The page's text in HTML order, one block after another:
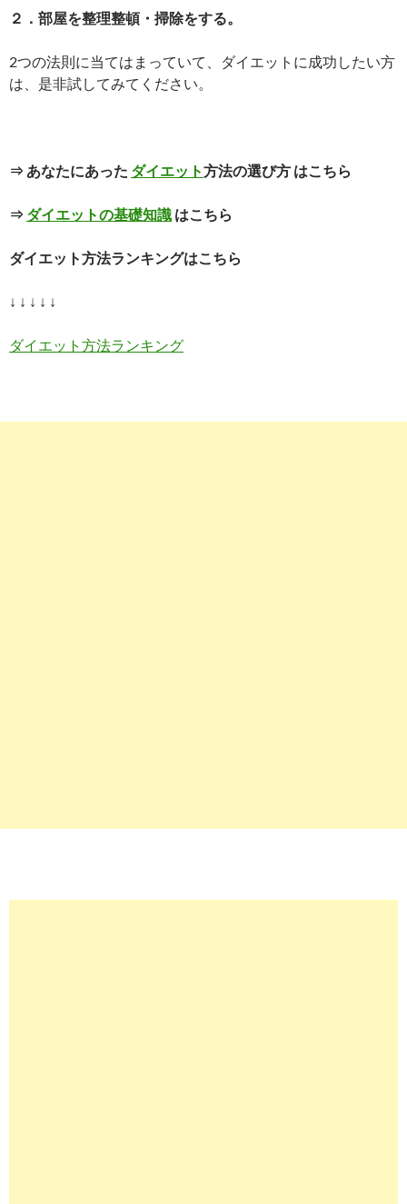
２．部屋を整理整頓・掃除をする。
2つの法則に当てはまっていて、ダイエットに成功したい方
は、是非試してみてください。
⇒ あなたにあった ダイエット方法の選び方 はこちら
⇒ ダイエットの基礎知識 はこちら
ダイエット方法ランキングはこちら
↓ ↓ ↓ ↓ ↓
ダイエット方法ランキング